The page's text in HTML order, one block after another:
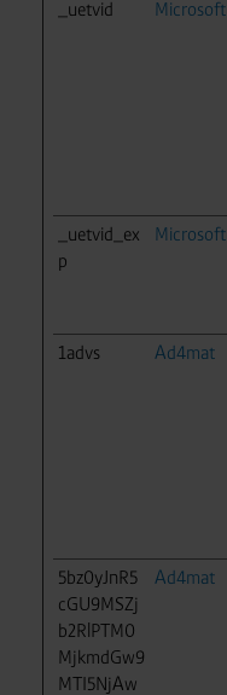
_uetvid Microsoft
_uetvid_ex
p
Microsoft
1advs Ad4mat
5bz0yJnR5
cGU9MSZj
b2RlPTM0
MjkmdGw9
MTI5NjAw
Ad4mat